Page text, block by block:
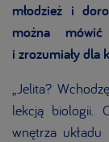
młodzież i
można
i zrozumiały dla
„Jelita?
lekcją biologii.
wnętrza